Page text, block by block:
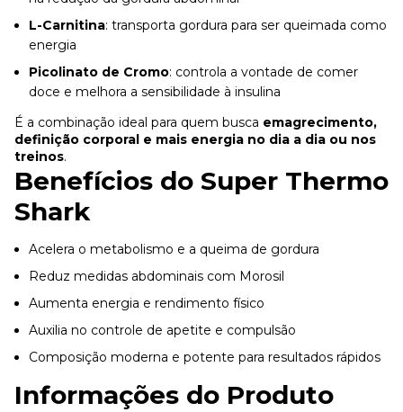
L-Carnitina: transporta gordura para ser queimada como
energia
Picolinato de Cromo: controla a vontade de comer
doce e melhora a sensibilidade à insulina
É a combinação ideal para quem busca emagrecimento,
definição corporal e mais energia no dia a dia ou nos
treinos.
Benefícios do Super Thermo
Shark
Acelera o metabolismo e a queima de gordura
Reduz medidas abdominais com Morosil
Aumenta energia e rendimento físico
Auxilia no controle de apetite e compulsão
Composição moderna e potente para resultados rápidos
Informações do Produto